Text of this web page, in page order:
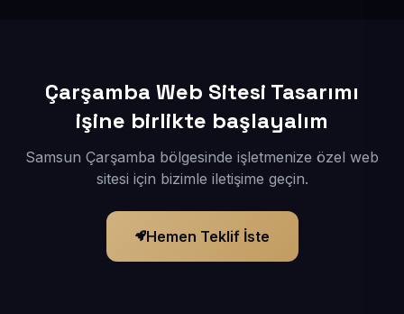
Çarşamba Web Sitesi Tasarımı
işine birlikte başlayalım
Samsun Çarşamba bölgesinde işletmenize özel web
sitesi için bizimle iletişime geçin.
Hemen Teklif İste